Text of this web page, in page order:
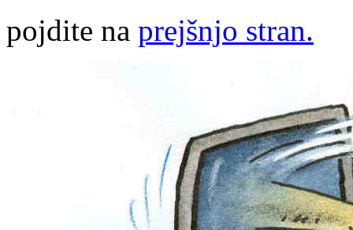
pojdite na prejšnjo stran.